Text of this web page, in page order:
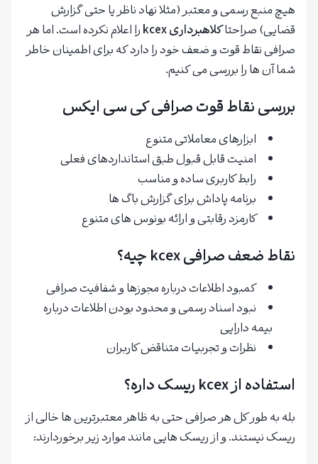
هیچ منبع رسمی و معتبر (مثلا نهاد ناظر یا حتی گزارش
قضایی) صراحتاکلاهبرداری kcex
را اعلام نکرده است. اما هر
صرافی نقاط قوت و ضعف خود را دارد که برای اطمینان خاطر
شما آن ها را بررسی می کنیم.
بررسی نقاط قوت صرافی کی سی ایکس
ابزارهای معاملاتی متنوع
امنیت قابل قبول طبق استانداردهای فعلی
رابط کاربری ساده و مناسب
برنامه پاداش برای گزارش باگ ها
کارمزد رقابتی و ارائه بونوس های متنوع
نقاط ضعف صرافی kcex چیه؟
کمبود اطلاعات درباره مجوزها و شفافیت صرافی
نبود اسناد رسمی و محدود بودن اطلاعات درباره
بیمه دارایی
نظرات و تجربیات متناقض کاربران
استفاده از kcex ریسک داره؟
بله به طور کل هر صرافی حتی به ظاهر معتبرترین ها خالی از
ریسک نیستند. و از ریسک هایی ‌مانند موارد زیر برخوردارند: